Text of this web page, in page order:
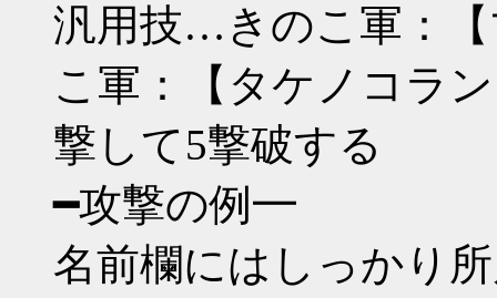
汎用技…きのこ軍：
こ軍：【タケノコラ
撃して5撃破する
━攻撃の例━
名前欄にはしっかり